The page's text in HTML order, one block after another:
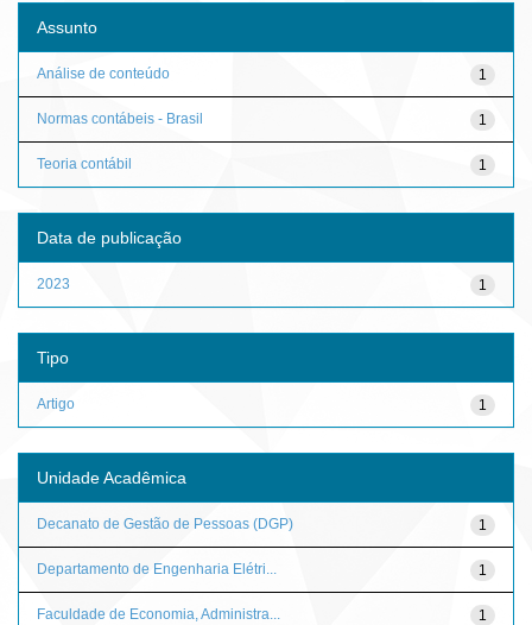
Assunto
1
Análise de conteúdo
1
Normas contábeis - Brasil
1
Teoria contábil
Data de publicação
1
2023
Tipo
1
Artigo
Unidade Acadêmica
1
Decanato de Gestão de Pessoas (DGP)
1
Departamento de Engenharia Elétri...
1
Faculdade de Economia, Administra...